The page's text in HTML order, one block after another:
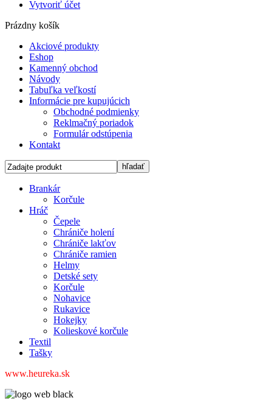
Vytvoriť účet
Prázdny košík
Akciové produkty
Eshop
Kamenný obchod
Návody
Tabuľka veľkostí
Informácie pre kupujúcich
Obchodné podmienky
Reklmačný poriadok
Formulár odstúpenia
Kontakt
Brankár
Korčule
Hráč
Čepele
Chrániče holení
Chrániče lakťov
Chrániče ramien
Helmy
Detské sety
Korčule
Nohavice
Rukavice
Hokejky
Kolieskové korčule
Textil
Tašky
www.heureka.sk